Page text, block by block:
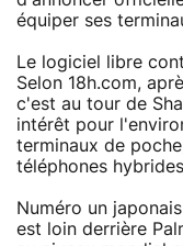
équiper ses
Le logiciel libre
Selon 18h.com,
c'est au tour de
intérêt pour
terminaux de
téléphones
Numéro un
est loin derrière